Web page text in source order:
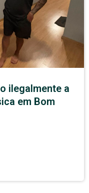
ilegalmente a
em Bom